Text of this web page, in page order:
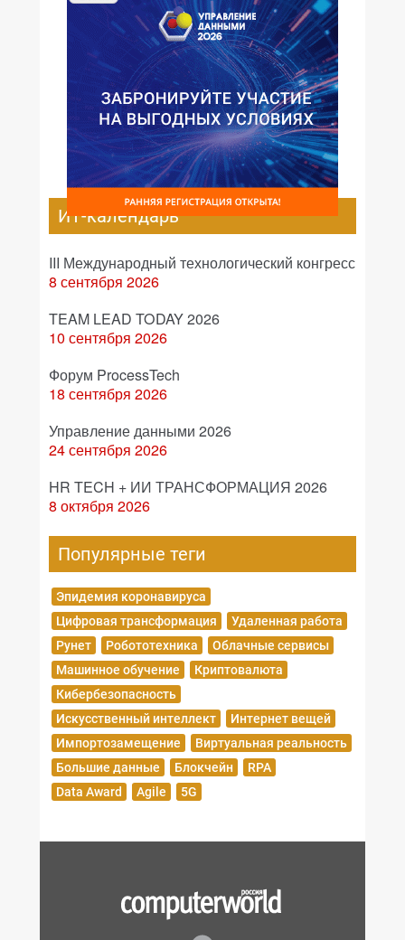
ИТ-календарь
III Международный технологический конгресс
8 сентября 2026
TEAM LEAD TODAY 2026
10 сентября 2026
Форум ProcessTech
18 сентября 2026
Управление данными 2026
24 сентября 2026
HR TECH + ИИ ТРАНСФОРМАЦИЯ 2026
8 октября 2026
Популярные теги
Эпидемия коронавируса
Цифровая трансформация
Удаленная работа
Рунет
Робототехника
Облачные сервисы
Машинное обучение
Криптовалюта
Кибербезопасность
Искусственный интеллект
Интернет вещей
Импортозамещение
Виртуальная реальность
Большие данные
Блокчейн
RPA
Data Award
Agile 5G